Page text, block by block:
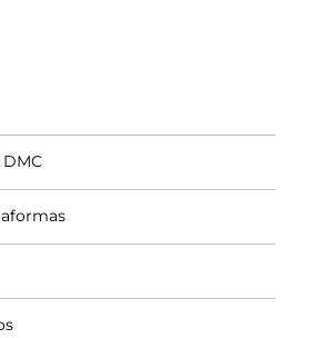
LA FECHA.
€ por persona.
BIZUM, INGRESO O
BANCARIA.